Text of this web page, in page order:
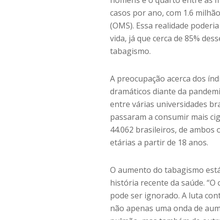
casos por ano, com 1.6
(OMS). Essa realidade
vida, já que cerca de 85%
tabagismo.
A preocupação acerca dos
dramáticos diante da
entre várias universidades
passaram a consumir mais
44.062 brasileiros, de ambos
etárias a partir de 18 anos.
O aumento do tabagismo
história recente da saúde.
pode ser ignorado. A luta
não apenas uma onda de